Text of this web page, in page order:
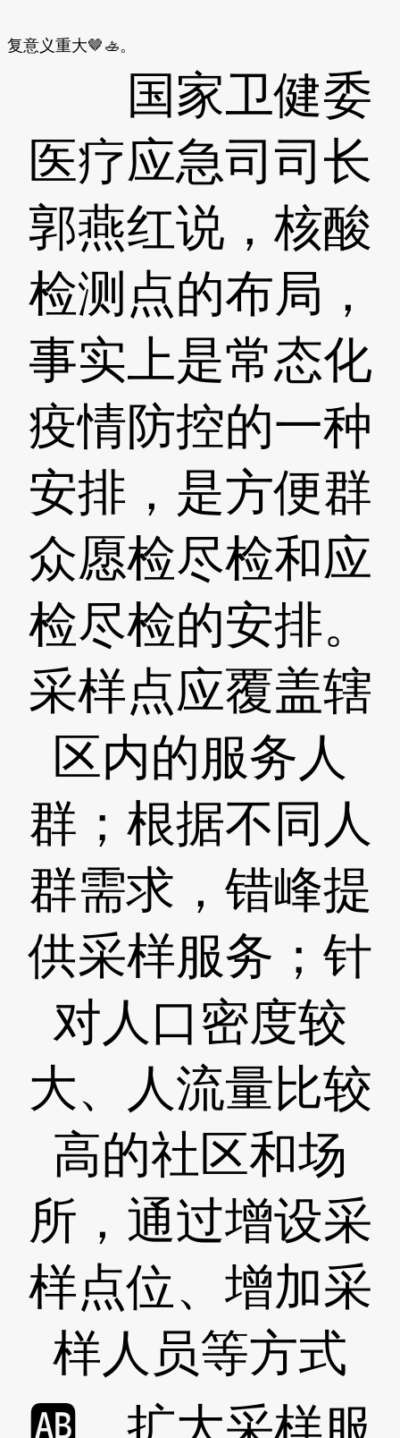
复意义重大🤎🚣。
国家卫健委
医疗应急司司长
郭燕红说，核酸
检测点的布局，
事实上是常态化
疫情防控的一种
安排，是方便群
众愿检尽检和应
检尽检的安排。
采样点应覆盖辖
区内的服务人
群；根据不同人
群需求，错峰提
供采样服务；针
对人口密度较
大、人流量比较
高的社区和场
所，通过增设采
样点位、增加采
样人员等方式